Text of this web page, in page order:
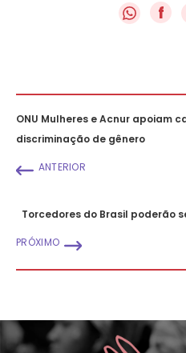
f
ONU Mulheres e Acnur apoiam
discriminação de gênero
ANTERIOR
Torcedores do Brasil poderão
PRÓXIMO